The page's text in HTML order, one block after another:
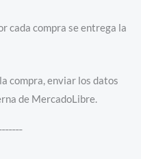
cada compra se entrega la
compra, enviar los datos
de MercadoLibre.